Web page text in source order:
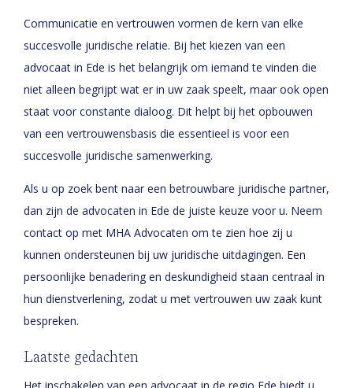
Communicatie en vertrouwen vormen de kern van elke
succesvolle juridische relatie. Bij het kiezen van een
advocaat in Ede is het belangrijk om iemand te vinden die
niet alleen begrijpt wat er in uw zaak speelt, maar ook open
staat voor constante dialoog. Dit helpt bij het opbouwen
van een vertrouwensbasis die essentieel is voor een
succesvolle juridische samenwerking.
Als u op zoek bent naar een betrouwbare juridische partner,
dan zijn de advocaten in Ede de juiste keuze voor u. Neem
contact op met MHA Advocaten om te zien hoe zij u
kunnen ondersteunen bij uw juridische uitdagingen. Een
persoonlijke benadering en deskundigheid staan centraal in
hun dienstverlening, zodat u met vertrouwen uw zaak kunt
bespreken.
Laatste gedachten
Het inschakelen van een advocaat in de regio Ede biedt u